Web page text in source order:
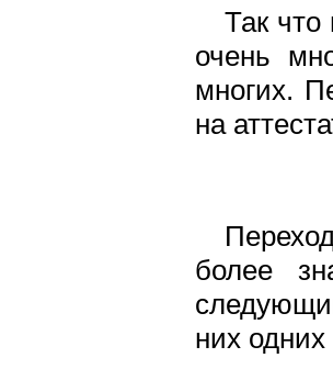
Так что
очень
многих.
на
более
них